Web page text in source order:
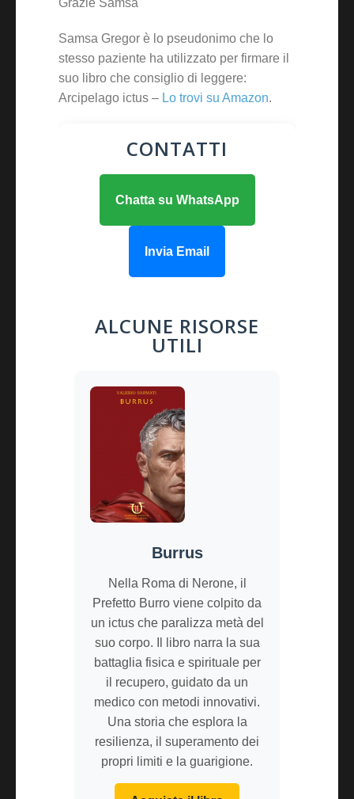
Samsa Gregor è lo pseudonimo che lo
stesso paziente ha utilizzato per firmare il
suo libro che consiglio di leggere:
Arcipelago ictus – Lo trovi su Amazon.
CONTATTI
Chatta su WhatsApp
Invia Email
ALCUNE RISORSE
UTILI
Burrus
Nella Roma di Nerone, il
Prefetto Burro viene colpito da
un ictus che paralizza metà del
suo corpo. Il libro narra la sua
battaglia fisica e spirituale per
il recupero, guidato da un
medico con metodi innovativi.
Una storia che esplora la
resilienza, il superamento dei
propri limiti e la guarigione.